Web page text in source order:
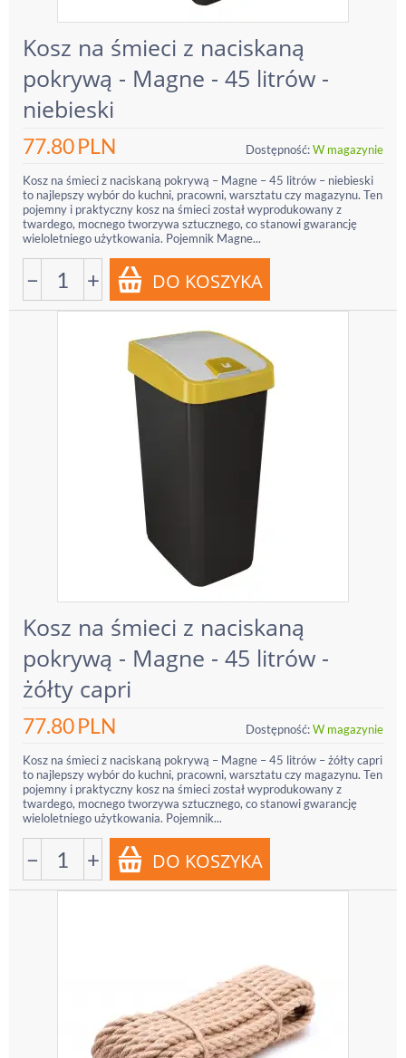
Kosz na śmieci z naciskaną
pokrywą - Magne - 45 litrów -
niebieski
77.80PLN Dostępność:W magazynie
Kosz na śmieci z naciskaną pokrywą – Magne – 45 litrów – niebieski
to najlepszy wybór do kuchni, pracowni, warsztatu czy magazynu. Ten
pojemny i praktyczny kosz na śmieci został wyprodukowany z
twardego, mocnego tworzywa sztucznego, co stanowi gwarancję
wieloletniego użytkowania. Pojemnik Magne...
− +
Kosz na śmieci z naciskaną
pokrywą - Magne - 45 litrów -
żółty capri
77.80PLN Dostępność:W magazynie
Kosz na śmieci z naciskaną pokrywą – Magne – 45 litrów – żółty capri
to najlepszy wybór do kuchni, pracowni, warsztatu czy magazynu. Ten
pojemny i praktyczny kosz na śmieci został wyprodukowany z
twardego, mocnego tworzywa sztucznego, co stanowi gwarancję
wieloletniego użytkowania. Pojemnik...
− +